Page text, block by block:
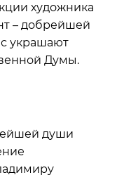
художника
– добрейшей
украшают
Думы.
души